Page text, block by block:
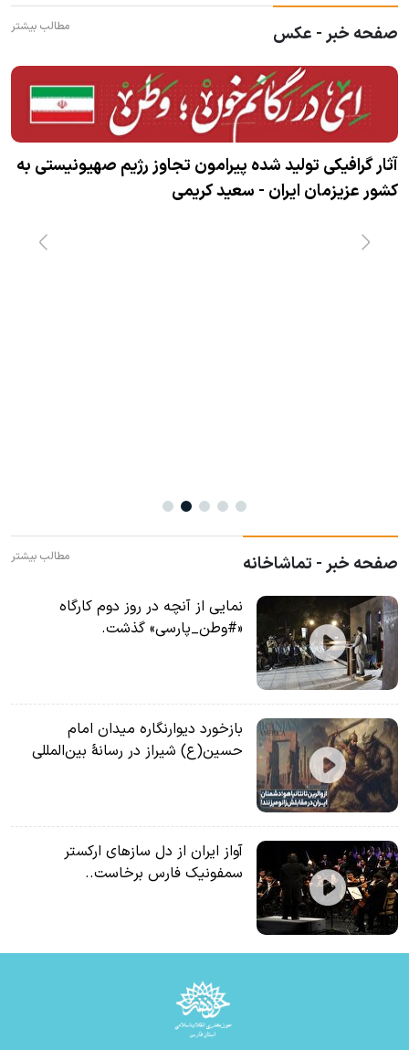
صفحه خبر - عکس مطالب بیشتر
صفحه خبر - تماشاخانه مطالب بیشتر
نمایی از آنچه در روز دوم کارگاه
«#وطن_پارسی» گذشت.
بازخورد دیوارنگاره میدان امام
حسین(ع) شیراز در رسانۀ بین‌المللی
آواز ایران از دل سازهای ارکستر
سمفونیک فارس برخاست..